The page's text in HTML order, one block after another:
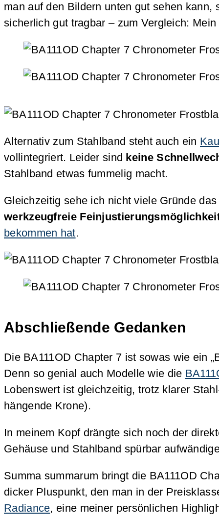
man auf den Bildern unten gut sehen
sicherlich gut tragbar – zum Vergleich:
Alternativ zum Stahlband steht auch ein
vollintegriert. Leider sind keine
Stahlband etwas fummelig macht.
Gleichzeitig sehe ich nicht viele Gründe
werkzeugfreie
bekommen hat.
Abschließende Gedanken
Die BA111OD Chapter 7 ist sowas wie ein
Denn so genial auch Modelle wie die
Lobenswert ist gleichzeitig, trotz klarer
hängende Krone).
In meinem Kopf drängte sich noch der
Gehäuse und Stahlband spürbar
Summa summarum bringt die BA111OD
dicker Pluspunkt, den man in der
Radiance, eine meiner persönlichen